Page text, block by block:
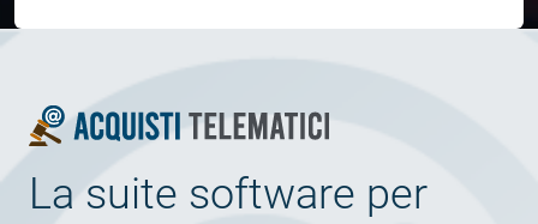
La suite software per